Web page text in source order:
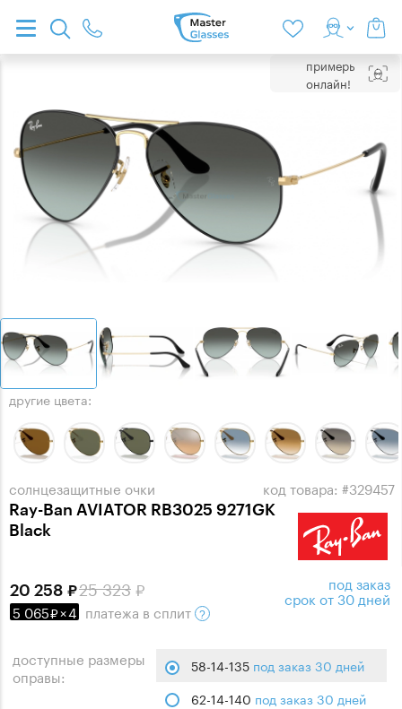
примерь
онлайн!
солнцезащитные очки
Ray-Ban AVIATOR RB3025 9271GK
Black
код товара: #329457
другие цвета:
25 323
20 258
5 065 ×4 платежа в сплит
под заказ
срок от 30 дней
доступные размеры
оправы:
58-14-135 под заказ 30 дней
62-14-140 под заказ 30 дней